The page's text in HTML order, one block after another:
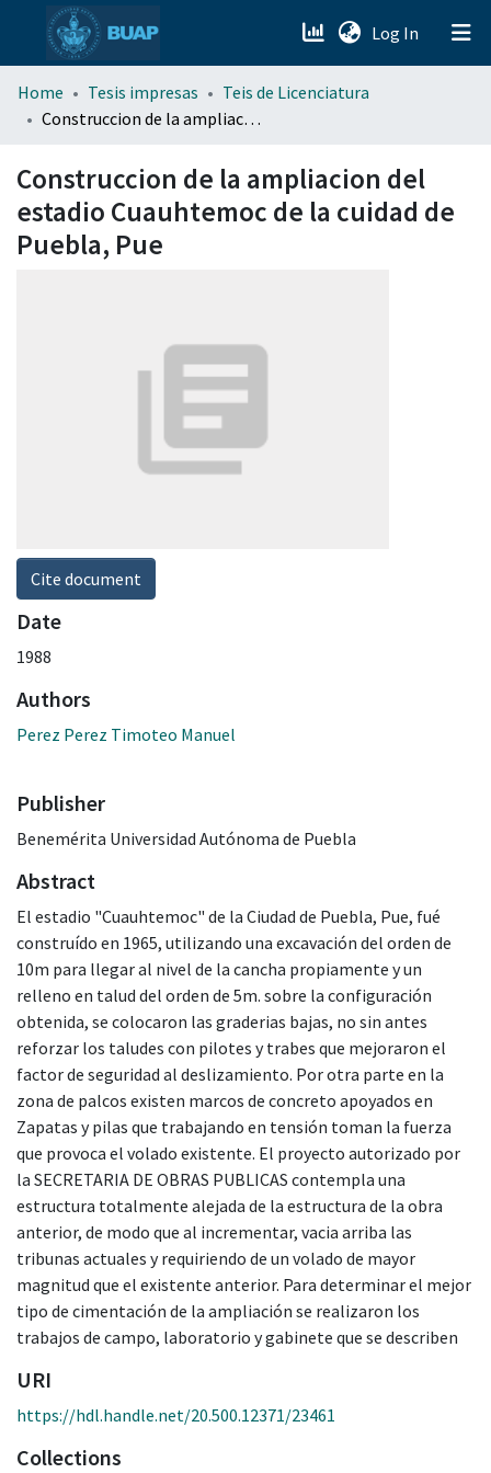
Log In (current)
menu.section.about_menu
Home Tesis impresas
Teis de Licenciatura
Construccion de la ampliacion del estadio Cuauhtemoc de la cuidad de Puebla, Pue
Construccion de la ampliacion del
estadio Cuauhtemoc de la cuidad de
Puebla, Pue
Cite document
Date
1988
Authors
Perez Perez Timoteo Manuel
Publisher
Benemérita Universidad Autónoma de Puebla
Abstract
El estadio "Cuauhtemoc" de la Ciudad de Puebla, Pue, fué
construído en 1965, utilizando una excavación del orden de
10m para llegar al nivel de la cancha propiamente y un
relleno en talud del orden de 5m. sobre la configuración
obtenida, se colocaron las graderias bajas, no sin antes
reforzar los taludes con pilotes y trabes que mejoraron el
factor de seguridad al deslizamiento. Por otra parte en la
zona de palcos existen marcos de concreto apoyados en
Zapatas y pilas que trabajando en tensión toman la fuerza
que provoca el volado existente. El proyecto autorizado por
la SECRETARIA DE OBRAS PUBLICAS contempla una
estructura totalmente alejada de la estructura de la obra
anterior, de modo que al incrementar, vacia arriba las
tribunas actuales y requiriendo de un volado de mayor
magnitud que el existente anterior. Para determinar el mejor
tipo de cimentación de la ampliación se realizaron los
trabajos de campo, laboratorio y gabinete que se describen
URI
https://hdl.handle.net/20.500.12371/23461
Collections